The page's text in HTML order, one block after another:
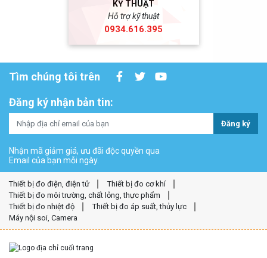
KỸ THUẬT
Hỗ trợ kỹ thuật
0934.616.395
Tìm chúng tôi trên
Đăng ký nhận bản tin:
Đăng ký
Nhận mã giảm giá, ưu đãi độc quyền qua
Email của bạn mỗi ngày.
Thiết bị đo điện, điện tử
Thiết bị đo cơ khí
Thiết bị đo môi trường, chất lỏng, thực phẩm
Thiết bị đo nhiệt độ
Thiết bị đo áp suất, thủy lực
Máy nội soi, Camera